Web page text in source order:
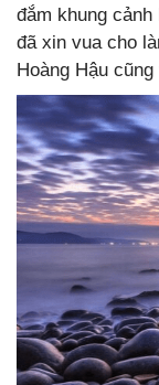
đắm khung
đã xin vua cho
Hoàng Hậu